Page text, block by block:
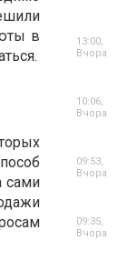
в
сами
13:00,
Вчора
10:06,
Вчора
09:53,
Вчора
09:35,
Вчора